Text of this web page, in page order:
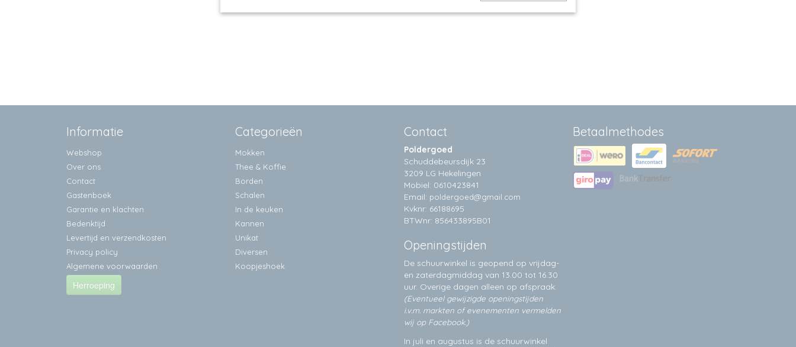
Informatie
Webshop
Over ons
Contact
Gastenboek
Garantie en klachten
Bedenktijd
Levertijd en verzendkosten
Privacy policy
Algemene voorwaarden
Herroeping
Categorieën
Mokken
Thee & Koffie
Borden
Schalen
In de keuken
Kannen
Unikat
Diversen
Koopjeshoek
Contact
Poldergoed
Schuddebeursdijk 23
3209 LG Hekelingen
Mobiel: 0610423841
Email: poldergoed@gmail.com
Kvknr: 66188695
BTWnr: 856433895B01
Openingstijden
De schuurwinkel is geopend op vrijdag-
en zaterdagmiddag van 13.00 tot 16.30
uur. Overige dagen alleen op afspraak.
(Eventueel gewijzigde openingstijden
i.v.m. markten of evenementen vermelden
wij op Facebook.)
In juli en augustus is de schuurwinkel
Betaalmethodes